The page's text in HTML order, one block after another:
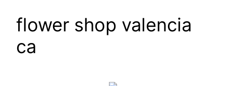
flower shop valencia
ca